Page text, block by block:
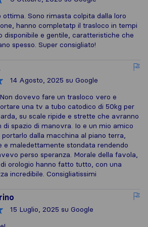
ottima. Sono rimasta colpita dalla loro
hanno completatp il trasloco in tempi
disponibile e gentile, caratteristiche che
spesso. Super consigliato!
14 Agosto, 2025 su Google
dovevo fare un trasloco vero e
una tv a tubo catodico di 50kg per
su scale ripide e strette che avranno
spazio di manovra. Io e un mio amico
dalla macchina al piano terra,
e maledettamente stondata rendendo
perso speranza. Morale della favola,
orologio hanno fatto tutto, con una
incredibile. Consigliatissimi
15 Luglio, 2025 su Google